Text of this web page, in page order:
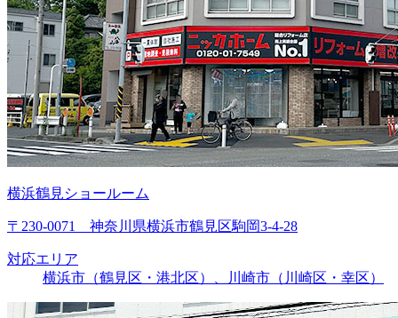
横浜鶴見ショールーム
〒230-0071 神奈川県横浜市鶴見区駒岡3-4-28
対応エリア
横浜市（鶴見区・港北区）、川崎市（川崎区・幸区）